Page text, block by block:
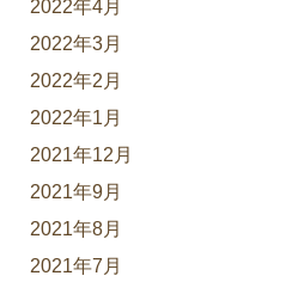
2022年4月
2022年3月
2022年2月
2022年1月
2021年12月
2021年9月
2021年8月
2021年7月